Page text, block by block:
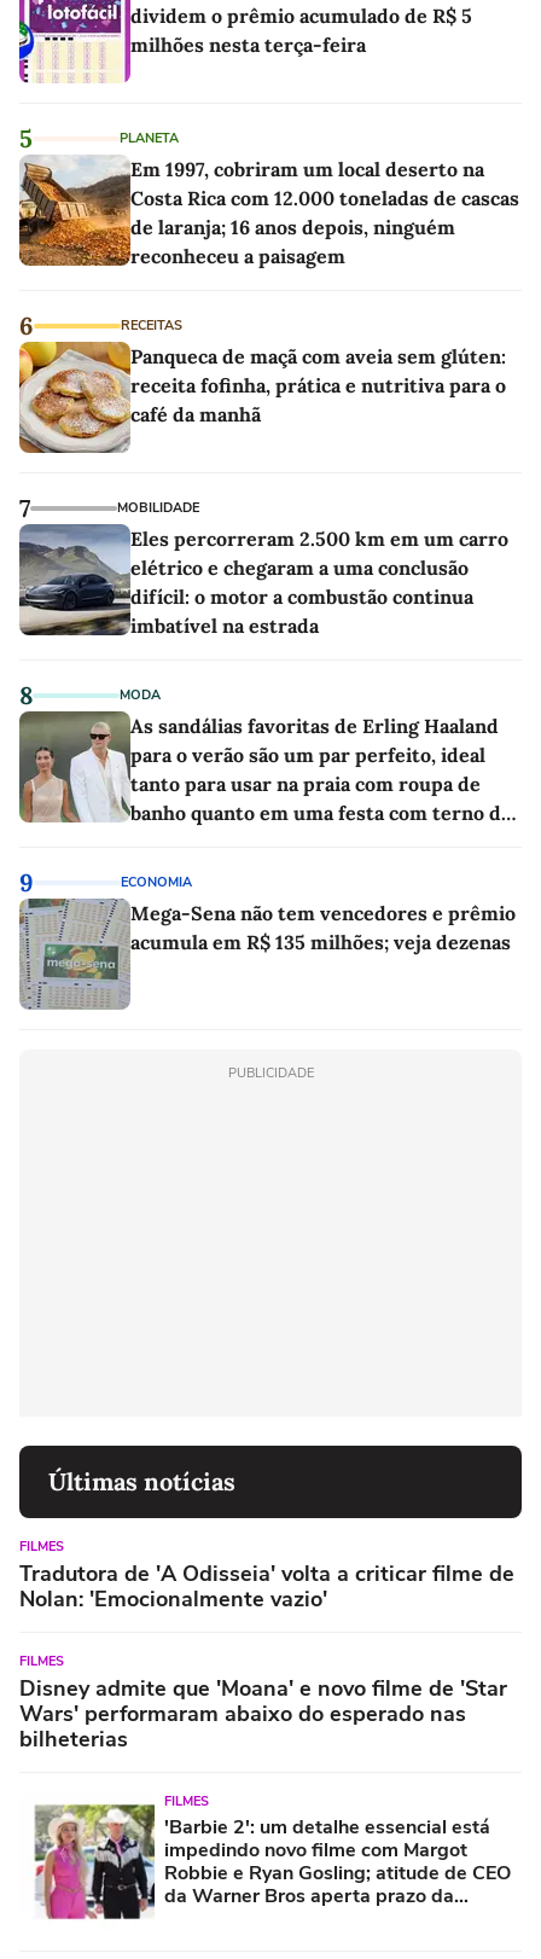
dividem o prêmio acumulado de R$ 5
milhões nesta terça-feira
5 PLANETA
Em 1997, cobriram um local deserto na
Costa Rica com 12.000 toneladas de cascas
de laranja; 16 anos depois, ninguém
reconheceu a paisagem
6 RECEITAS
Panqueca de maçã com aveia sem glúten:
receita fofinha, prática e nutritiva para o
café da manhã
7 MOBILIDADE
Eles percorreram 2.500 km em um carro
elétrico e chegaram a uma conclusão
difícil: o motor a combustão continua
imbatível na estrada
8 MODA
As sandálias favoritas de Erling Haaland
para o verão são um par perfeito, ideal
tanto para usar na praia com roupa de
banho quanto em uma festa com terno de
9 ECONOMIA
Mega-Sena não tem vencedores e prêmio
acumula em R$ 135 milhões; veja dezenas
PUBLICIDADE
Últimas notícias
FILMES
Tradutora de 'A Odisseia' volta a criticar filme de
Nolan: 'Emocionalmente vazio'
FILMES
Disney admite que 'Moana' e novo filme de 'Star
Wars' performaram abaixo do esperado nas
bilheterias
FILMES
'Barbie 2': um detalhe essencial está
impedindo novo filme com Margot
Robbie e Ryan Gosling; atitude de CEO
da Warner Bros aperta prazo da